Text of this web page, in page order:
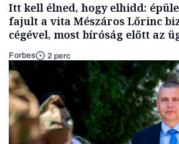
Itt kell élned, hogy elhidd:
fajult a vita Mészáros Lőrinc
cégével, most bíróság előtt az
Forbes 2 perc